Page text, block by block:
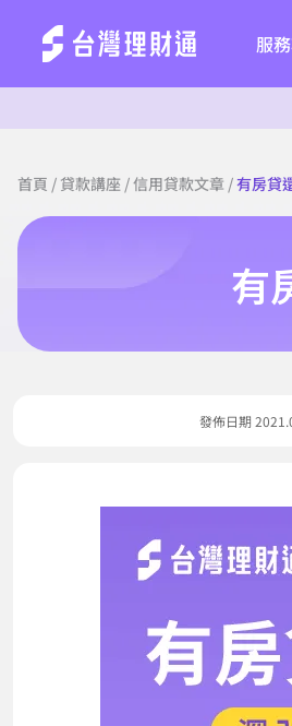
服
首頁 / 貸款講座 /信用貸款文章 /有房貸
有
發佈日期